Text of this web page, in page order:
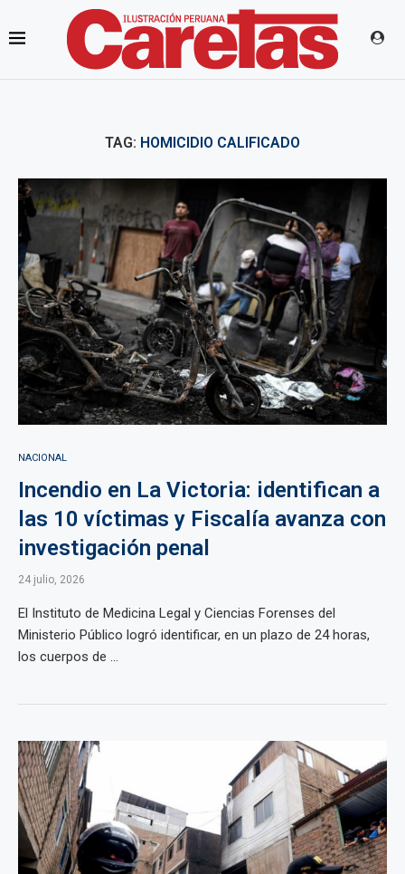
TAG: HOMICIDIO CALIFICADO
NACIONAL
Incendio en La Victoria: identifican a
las 10 víctimas y Fiscalía avanza con
investigación penal
24 julio, 2026
El Instituto de Medicina Legal y Ciencias Forenses del
Ministerio Público logró identificar, en un plazo de 24 horas,
los cuerpos de ...